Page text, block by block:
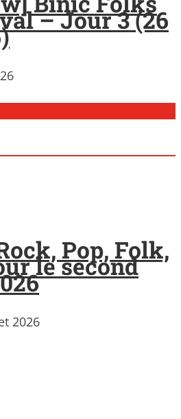
– Jour 3 (26
Pop, Folk,
le second
2026